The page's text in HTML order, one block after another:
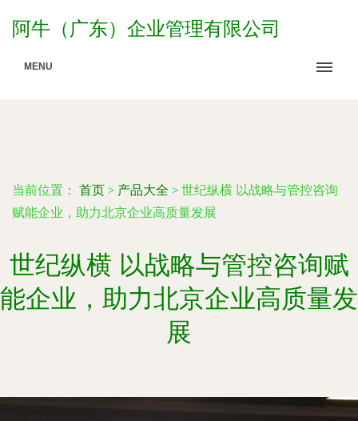
阿牛（广东）企业管理有限公司
MENU
当前位置： 首页 > 产品大全 > 世纪纵横 以战略与管控咨询
赋能企业，助力北京企业高质量发展
世纪纵横 以战略与管控咨询赋
能企业，助力北京企业高质量发
展